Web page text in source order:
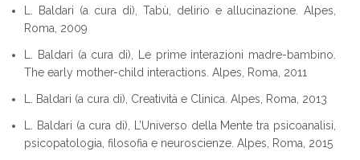
L. Baldari (a cura di), Tabù, delirio e allucinazione. Alpes,
Roma, 2009
L. Baldari (a cura di), Le prime interazioni madre-bambino.
The early mother-child interactions. Alpes, Roma, 2011
L. Baldari (a cura di), Creatività e Clinica. Alpes, Roma, 2013
L. Baldari (a cura di), L’Universo della Mente tra psicoanalisi,
psicopatologia, filosofia e neuroscienze. Alpes, Roma, 2015